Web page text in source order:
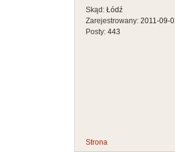
Skąd: Łódź
Zarejestrowany: 2011-09-
Posty: 443
Strona